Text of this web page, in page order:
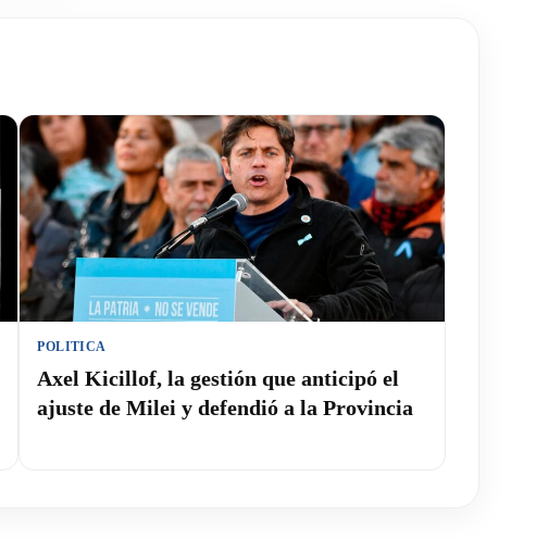
POLITICA
Axel Kicillof, la gestión que anticipó el
ajuste de Milei y defendió a la Provincia